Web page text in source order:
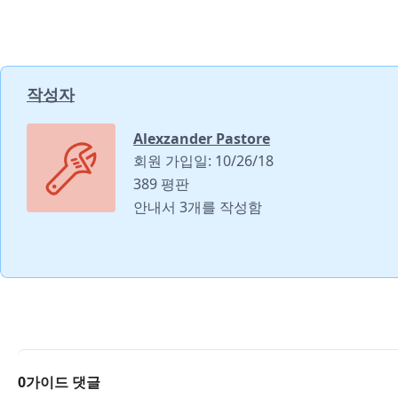
작성자
Alexzander Pastore
회원 가입일: 10/26/18
389 평판
안내서 3개를 작성함
0가이드 댓글